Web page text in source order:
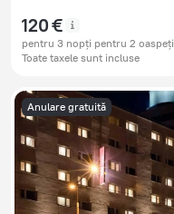
120 €
pentru 3 nopți pentru 2 oaspeți
Toate taxele sunt incluse
Anulare gratuită